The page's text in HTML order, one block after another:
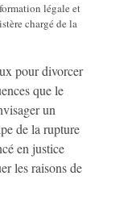
légale et
chargé de la
pour divorcer
que le
un
de la rupture
en justice
les raisons de